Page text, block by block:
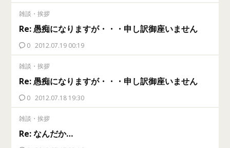
雑談・挨拶
Re: 愚痴になりますが・・・申し訳御座いません
0 2012.07.19 00:19
雑談・挨拶
Re: 愚痴になりますが・・・申し訳御座いません
0 2012.07.18 19:30
雑談・挨拶
Re: なんだか…